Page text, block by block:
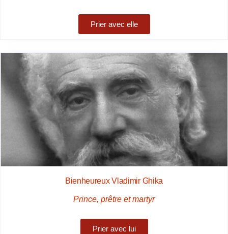
Prier avec elle
Bienheureux Vladimir Ghika
Prince, prêtre et martyr
Prier avec lui